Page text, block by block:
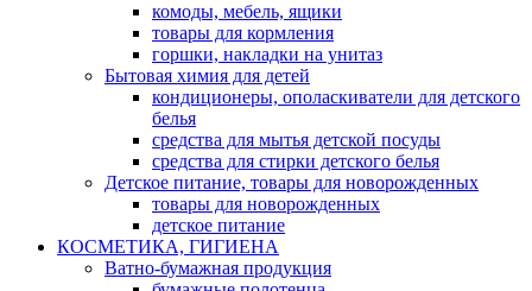
комоды, мебель, ящики
товары для кормления
горшки, накладки на унитаз
Бытовая химия для детей
кондиционеры, ополаскиватели для детского
белья
средства для мытья детской посуды
средства для стирки детского белья
Детское питание, товары для новорожденных
товары для новорожденных
детское питание
КОСМЕТИКА, ГИГИЕНА
Ватно-бумажная продукция